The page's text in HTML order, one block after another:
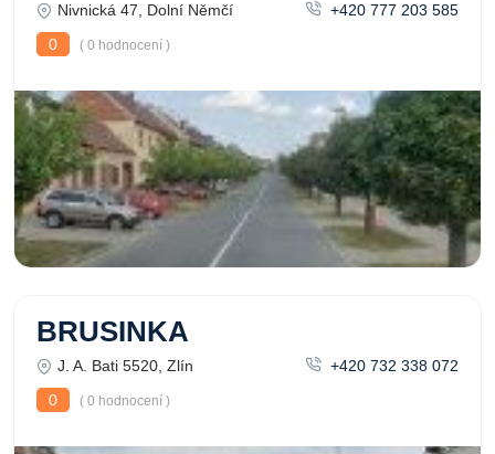
Nivnická 47, Dolní Němčí
+420 777 203 585
0
( 0 hodnocení )
BRUSINKA
J. A. Bati 5520, Zlín
+420 732 338 072
0
( 0 hodnocení )